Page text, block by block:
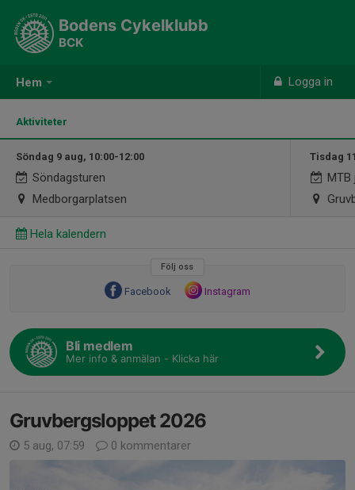
Hem Logga in
Bodens Cykelklubb
BCK
Aktiviteter
Söndag 9 aug, 10:00-12:00
Söndagsturen
Medborgarplatsen
Tisdag
MTB
Hela kalendern
Följ oss
Facebook Instagram
Bli medlem
Mer info & anmälan - Klicka här
Gruvbergsloppet 2026
5 aug, 07:59 0 kommentarer